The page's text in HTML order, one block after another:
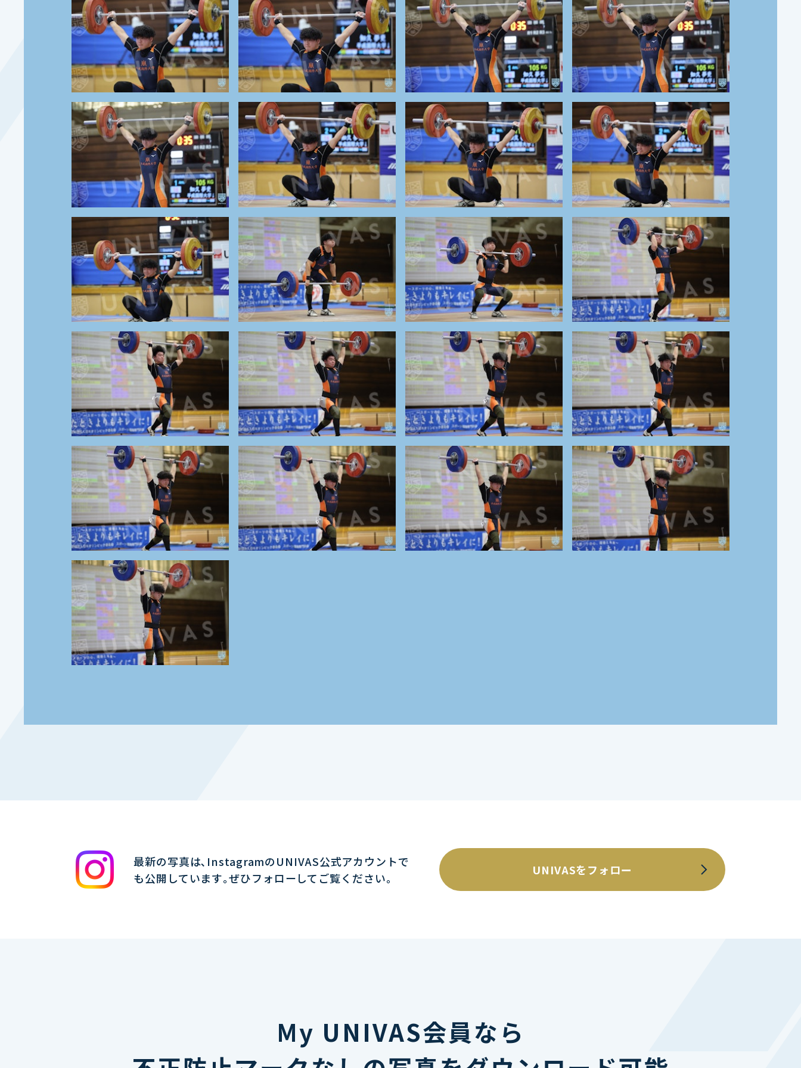
最新の写真は､InstagramのUNIVAS公式アカウントで
も公開しています｡ぜひフォローしてご覧ください｡
UNIVASをフォロー
My UNIVAS会員なら